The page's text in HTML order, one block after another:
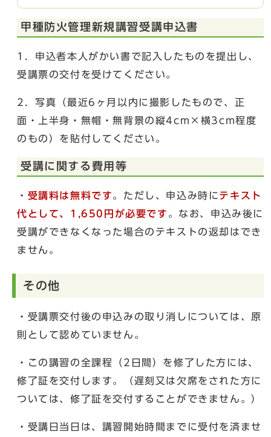
甲種防火管理新規講習受講申込書
1．申込者本人がかい書で記入したものを提出し、
受講票の交付を受けてください。
2．写真（最近6ヶ月以内に撮影したもので、正
面・上半身・無帽・無背景の縦4cm×横3cm程度
のもの）を貼付してください。
受講に関する費用等
・ 受講料は無料です。ただし、申込み時に テキスト
代として、1,650円が必要です 。なお、申込み後に
受講ができなくなった場合のテキストの返却はでき
ません。
その他
・受講票交付後の申込みの取り消しについては、原
則として認めていません。
・この講習の全課程（2日間）を修了した方には、
修了証を交付します。（遅刻又は欠席をされた方に
ついては、修了証を交付することができません。）
・受講日当日は、講習開始時間までに受付を済ませ